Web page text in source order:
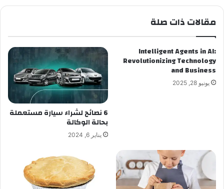
مقالات ذات صلة
Intelligent Agents in AI:
Revolutionizing Technology
and Business
يونيو 28, 2025
6 نصائح لشراء سيارة مستعملة
بحالة الوكالة
يناير 6, 2024